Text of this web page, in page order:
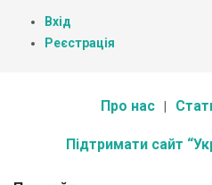
Вхід
Реєстрація
Про нас
Підтримати сайт